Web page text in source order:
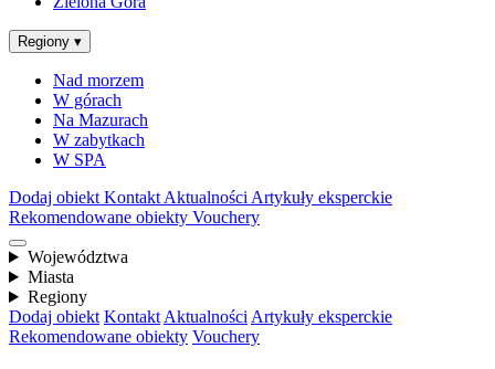
Regiony ▾
Nad morzem
W górach
Na Mazurach
W zabytkach
W SPA
Dodaj obiekt Kontakt Aktualności Artykuły eksperckie
Rekomendowane obiekty Vouchery
Województwa
Miasta
Regiony
Dodaj obiekt Kontakt Aktualności Artykuły eksperckie
Rekomendowane obiekty Vouchery